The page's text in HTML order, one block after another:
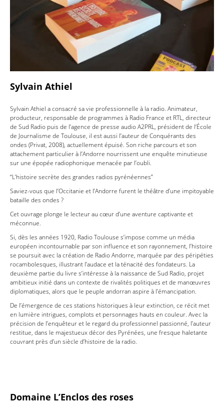
Sylvain Athiel
Sylvain Athiel a consacré sa vie professionnelle à la radio. Animateur,
producteur, responsable de programmes à Radio France et RTL, directeur
de Sud Radio puis de l’agence de presse audio A2PRL, président de l’École
de Journalisme de Toulouse, il est aussi l’auteur de Conquérants des
ondes (Privat, 2008), actuellement épuisé. Son riche parcours et son
attachement particulier à l’Andorre nourrissent une enquête minutieuse
sur une épopée radiophonique menacée par l’oubli.
“L’histoire secrète des grandes radios pyrénéennes”
Saviez-vous que l’Occitanie et l’Andorre furent le théâtre d’une impitoyable
bataille des ondes ?
Cet ouvrage plonge le lecteur au cœur d’une aventure captivante et
méconnue.
Si, dès les années 1920, Radio Toulouse s’impose comme un média
européen incontournable par son influence et son rayonnement, l’histoire
se poursuit avec la création de Radio Andorre, marquée par des péripéties
rocambolesques, illustrant l’audace et la ténacité des fondateurs. La
deuxième partie du livre s’intéresse à la naissance de Sud Radio, projet
ambitieux initié dans un contexte de rivalités politiques et de manœuvres
diplomatiques, alors que le peuple andorran aspire à l’émancipation.
De l’émergence de ces stations historiques à leur extinction, ce récit met
en lumière intrigues, complots et personnages hauts en couleur. Avec la
précision de l’enquêteur et le regard du professionnel passionné, l’auteur
restitue, dans le majestueux décor des Pyrénées, une fresque haletante
couvrant près d’un siècle d’histoire de la radio.
Domaine L’Enclos des roses